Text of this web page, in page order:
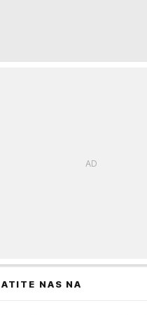
NAS NA